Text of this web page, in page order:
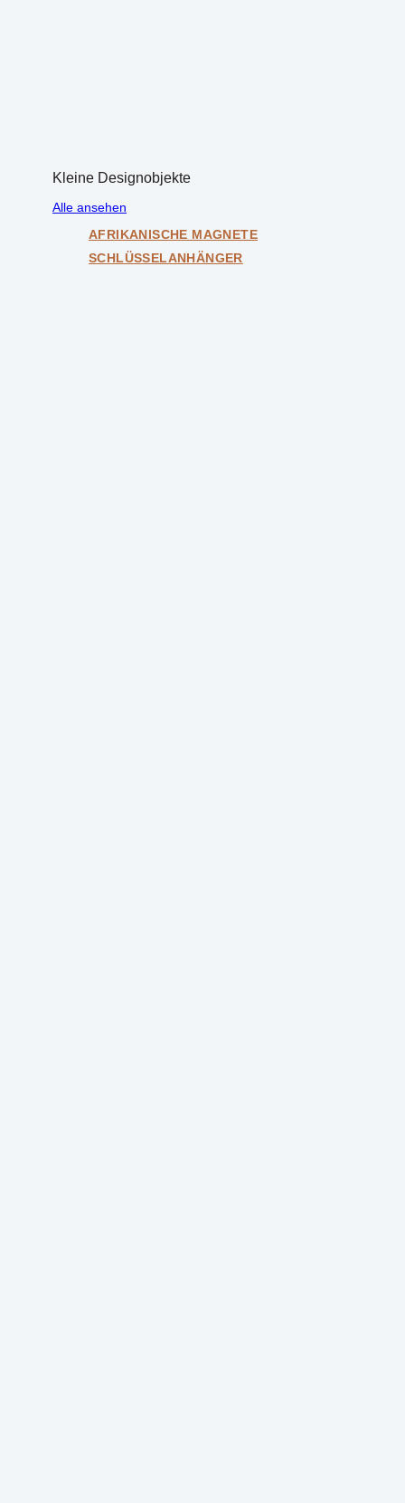
Kleine Designobjekte
Alle ansehen
AFRIKANISCHE MAGNETE
SCHLÜSSELANHÄNGER